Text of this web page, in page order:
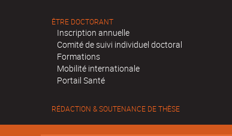
ÊTRE DOCTORANT
Inscription annuelle
Comité de suivi individuel doctoral
Formations
Mobilité internationale
Portail Santé
RÉDACTION & SOUTENANCE DE THÈSE